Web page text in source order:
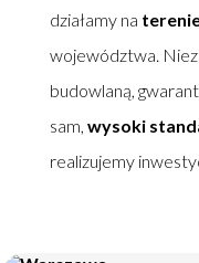
działamy na
województwa.
budowlaną,
sam, wysoki
realizujemy